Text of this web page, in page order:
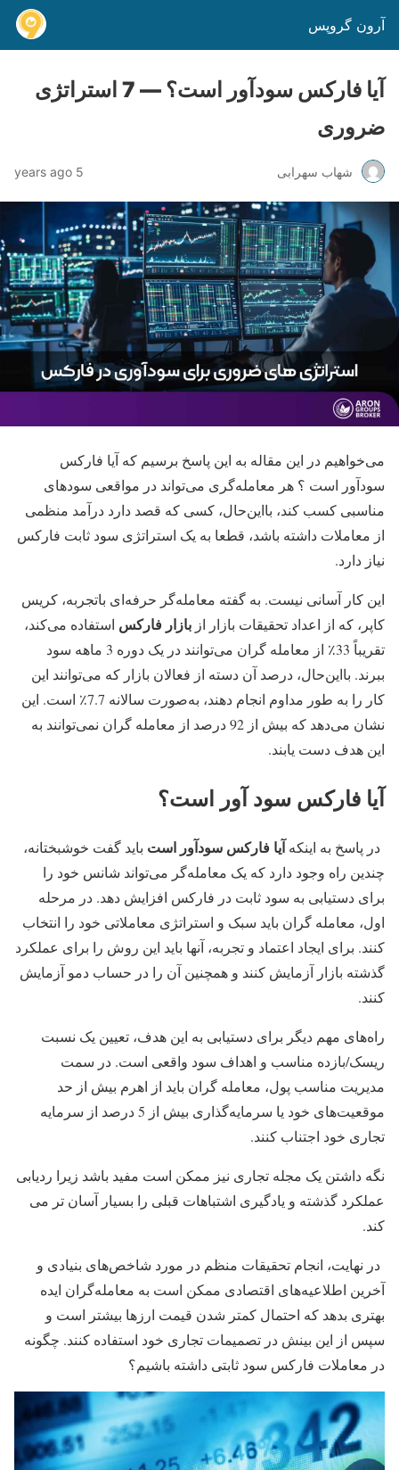
آرون گروپس
آیا فارکس سودآور است؟ — 7 استراتژی
ضروری
شهاب سهرابی 5 years ago
می‌خواهیم در این مقاله به این پاسخ برسیم که آیا فارکس
سودآور است ؟ هر معامله‌گری می‌تواند در مواقعی سودهای
مناسبی کسب کند، بااین‌حال، کسی که قصد دارد درآمد منظمی
از معاملات داشته باشد، قطعا به یک استراتژی سود ثابت فارکس
نیاز دارد.
این کار آسانی نیست. به گفته معامله‌گر حرفه‌ای باتجربه، کریس
کاپر، که از اعداد تحقیقات بازار از بازار فارکس استفاده می‌کند،
تقریباً 33٪ از معامله گران می‌توانند در یک دوره 3 ماهه سود
ببرند. بااین‌حال، درصد آن دسته از فعالان بازار که می‌توانند این
کار را به طور مداوم انجام دهند، به‌صورت سالانه 7.7٪ است. این
نشان می‌دهد که بیش از 92 درصد از معامله گران نمی‌توانند به
این هدف دست یابند.
آیا فارکس سود آور است؟
در پاسخ به اینکهآیا فارکس سودآور است باید گفت خوشبختانه،
چندین راه وجود دارد که یک معامله‌گر می‌تواند شانس خود را
برای دستیابی به سود ثابت در فارکس افزایش دهد. در مرحله
اول، معامله گران باید سبک و استراتژی معاملاتی خود را انتخاب
کنند. برای ایجاد اعتماد و تجربه، آنها باید این روش را برای عملکرد
گذشته بازار آزمایش کنند و همچنین آن را در حساب‌ دمو آزمایش
کنند.
راه‌های مهم دیگر برای دستیابی به این هدف، تعیین یک نسبت
ریسک/بازده مناسب و اهداف سود واقعی است. در سمت
مدیریت مناسب پول، معامله گران باید از اهرم بیش از حد
موقعیت‌های خود یا سرمایه‌گذاری بیش از 5 درصد از سرمایه
تجاری خود اجتناب کنند.
نگه داشتن یک مجله تجاری نیز ممکن است مفید باشد زیرا ردیابی
عملکرد گذشته و یادگیری اشتباهات قبلی را بسیار آسان تر می
کند.
در نهایت، انجام تحقیقات منظم در مورد شاخص‌های بنیادی و
آخرین اطلاعیه‌های اقتصادی ممکن است به معامله‌گران ایده
بهتری بدهد که احتمال کمتر شدن قیمت ارزها بیشتر است و
سپس از این بینش در تصمیمات تجاری خود استفاده کنند. چگونه
در معاملات فارکس سود ثابتی داشته باشیم؟